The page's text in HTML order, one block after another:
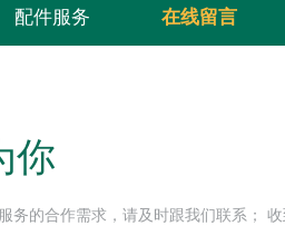
配件服务 在线留言
你
务的合作需求，请及时跟我们联系；